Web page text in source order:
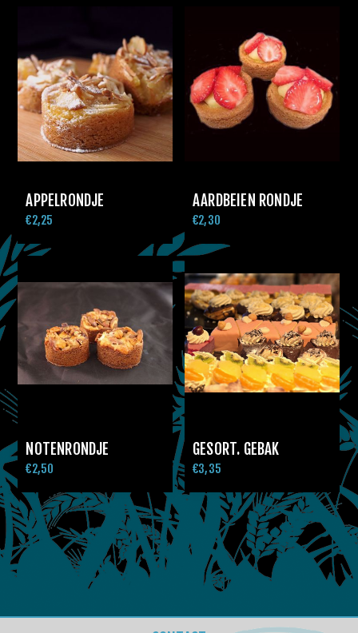
APPELRONDJE
€2,25
AARDBEIEN RONDJE
€2,30
NOTENRONDJE
€2,50
GESORT. GEBAK
€3,35